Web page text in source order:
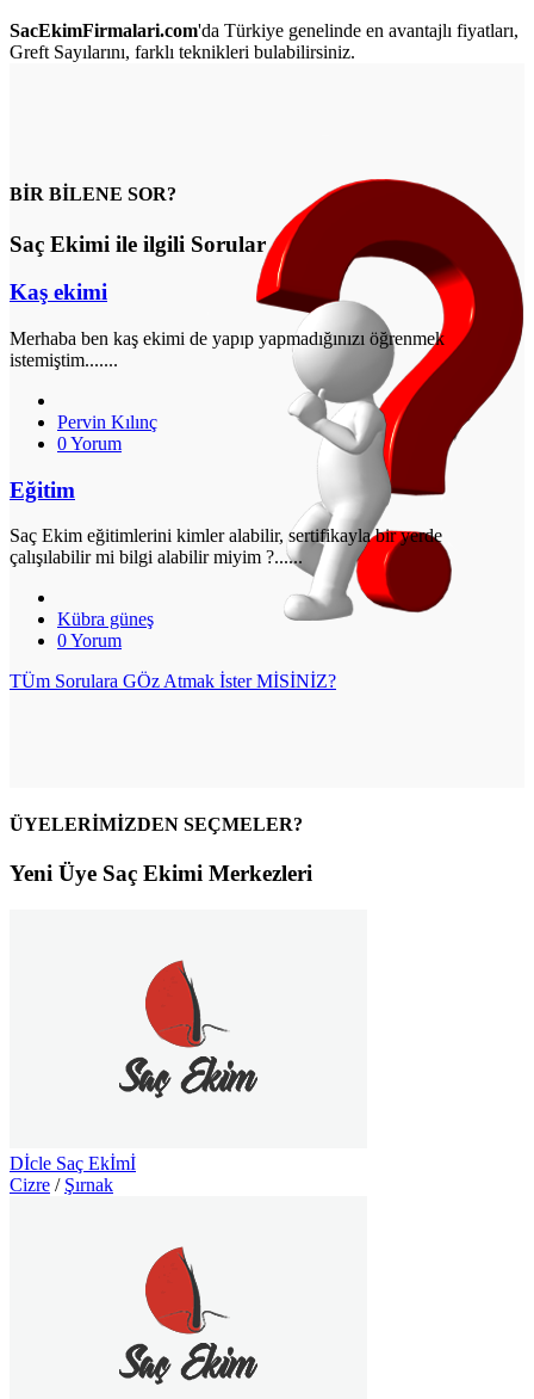
SacEkimFirmalari.com'da Türkiye genelinde en avantajlı fiyatları,
Greft Sayılarını, farklı teknikleri bulabilirsiniz.
BİR BİLENE SOR?
Saç Ekimi ile ilgili Sorular
Kaş ekimi
Merhaba ben kaş ekimi de yapıp yapmadığınızı öğrenmek
istemiştim.......
Pervin Kılınç
0 Yorum
Eğitim
Saç Ekim eğitimlerini kimler alabilir, sertifikayla bir yerde
çalışılabilir mi bilgi alabilir miyim ?......
Kübra güneş
0 Yorum
TÜm Sorulara GÖz Atmak İster MİSİNİZ?
ÜYELERİMİZDEN SEÇMELER?
Yeni Üye Saç Ekimi Merkezleri
Dİcle Saç Ekİmİ
Cizre / Şırnak